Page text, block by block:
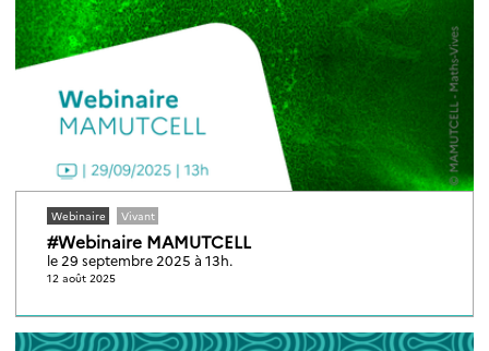
Webinaire Vivant
#Webinaire MAMUTCELL
le 29 septembre 2025 à 13h.
12 août 2025